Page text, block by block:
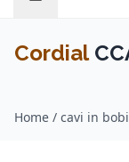
Cordial
Home /